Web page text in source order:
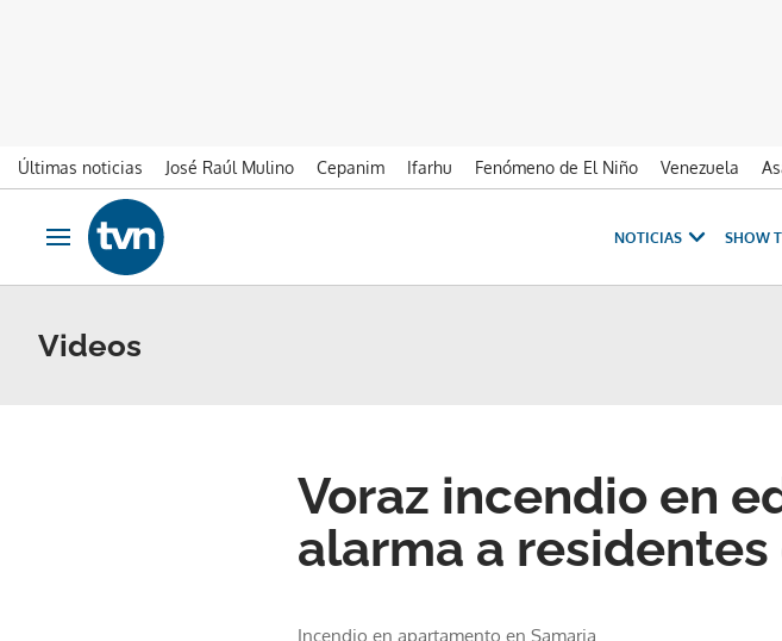
Últimas noticias José Raúl Mulino Cepanim Ifarhu Fenómeno de El Niño Venezuela
Ir al contenido
Obrir navegació
NOTICIAS SHOW
Videos
Voraz incendio en
alarma a
Incendio en apartamento en Samaria